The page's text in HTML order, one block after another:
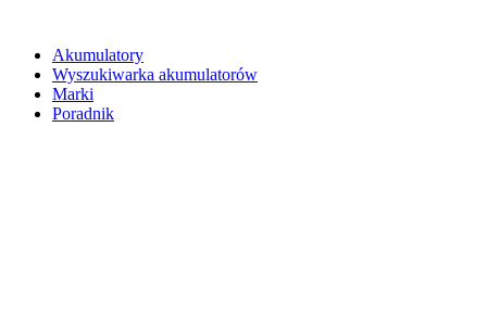
Akumulatory
Wyszukiwarka akumulatorów
Marki
Poradnik